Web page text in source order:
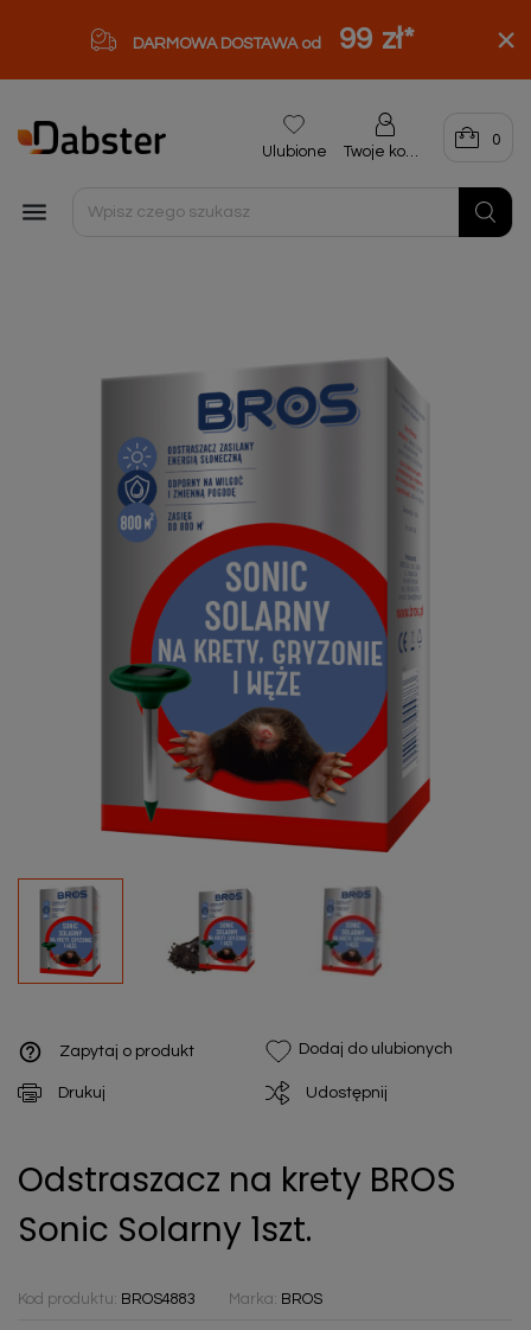
DARMOWA DOSTAWA od 99 zł*

Ulubione Twoje konto
0
help_outline Zapytaj o produkt Dodaj do ulubionych
Drukuj Udostępnij
Odstraszacz na krety BROS
Sonic Solarny 1szt.
Kod produktu: BROS4883 Marka: BROS